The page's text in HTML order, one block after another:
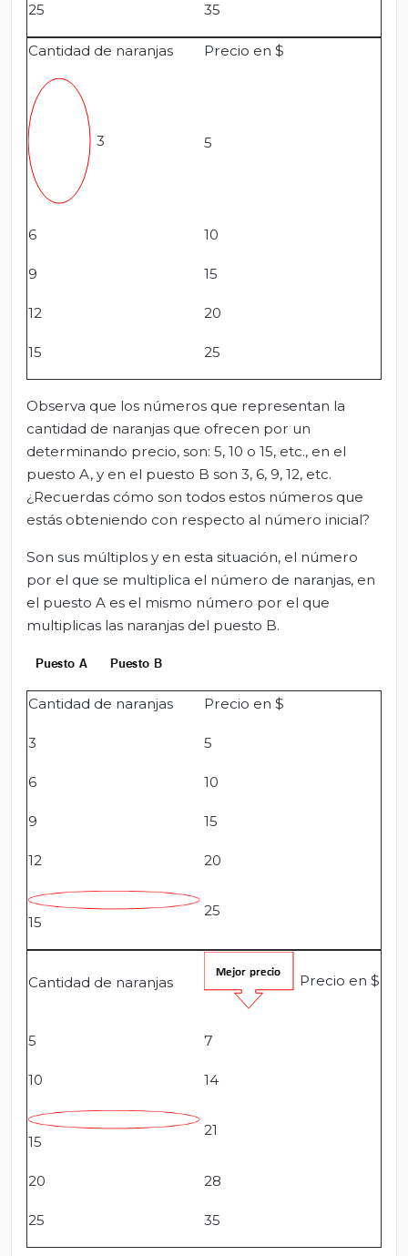
25 35
Cantidad de naranjas Precio en $
3 5
6 10
9 15
12 20
15 25
Observa que los números que representan la
cantidad de naranjas que ofrecen por un
determinando precio, son: 5, 10 o 15, etc., en el
puesto A, y en el puesto B son 3, 6, 9, 12, etc.
¿Recuerdas cómo son todos estos números que
estás obteniendo con respecto al número inicial?
Son sus múltiplos y en esta situación, el número
por el que se multiplica el número de naranjas, en
el puesto A es el mismo número por el que
multiplicas las naranjas del puesto B.
Cantidad de naranjas Precio en $
3 5
6 10
9 15
12 20
15
25
Cantidad de naranjas Precio en $
5 7
10 14
15
21
20 28
25 35